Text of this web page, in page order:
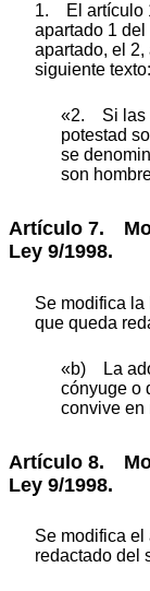
1.
El artículo
apartado 1
apartado, el 2,
siguiente texto:
«2. Si las
potestad
se
son
Artículo 7.
Ley 9/1998.
Se modifica la
que queda
«b) La
cónyuge o
convive en
Artículo 8.
Ley 9/1998.
Se modifica el
redactado del